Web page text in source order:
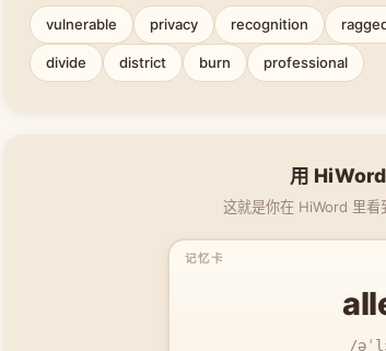
vulnerable privacy recognition
divide district burn professional
用
这就是你在 HiWord 里
/